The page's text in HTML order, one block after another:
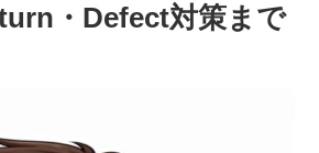
・Defect対策まで